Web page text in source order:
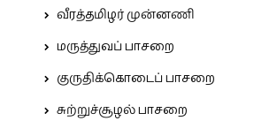
வீரத்தமிழர் முன்னணி
மருத்துவப் பாசறை
குருதிக்கொடைப் பாசறை
சுற்றுச்சூழல் பாசறை